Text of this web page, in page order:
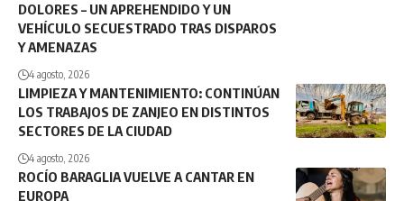
DOLORES – UN APREHENDIDO Y UN
VEHÍCULO SECUESTRADO TRAS DISPAROS
Y AMENAZAS
4 agosto, 2026
LIMPIEZA Y MANTENIMIENTO: CONTINÚAN
LOS TRABAJOS DE ZANJEO EN DISTINTOS
SECTORES DE LA CIUDAD
4 agosto, 2026
ROCÍO BARAGLIA VUELVE A CANTAR EN
EUROPA